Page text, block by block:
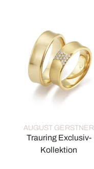
AUGUST GERSTNER
Trauring Exclusiv-
Kollektion